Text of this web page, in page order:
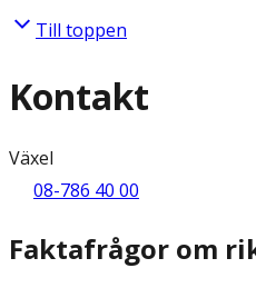
Till toppen
Kontakt
Växel
08-786 40 00
Faktafrågor om